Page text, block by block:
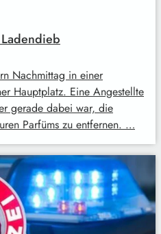
Nachmittag in einer
Hauptplatz. Eine Angestellte
gerade dabei war, die
Parfüms zu entfernen. …